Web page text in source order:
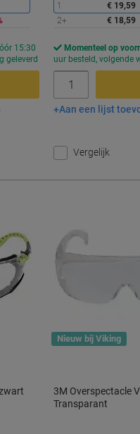
15:30
geleverd
1
€ 19,59
2+
€ 18,59
Momenteel op
uur besteld, volgende
In
Aan een lijst
Vergelijk
Nieuw bij Viking
3M Overspectacle
Transparant